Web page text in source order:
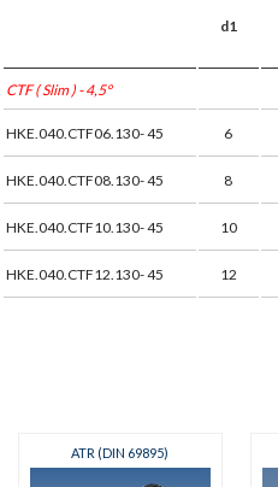
d1
CTF ( Slim ) - 4,5°
HKE.040.CTF06.130- 45 6
HKE.040.CTF08.130- 45 8
HKE.040.CTF10.130- 45 10
HKE.040.CTF12.130- 45 12
ATR (DIN 69895)